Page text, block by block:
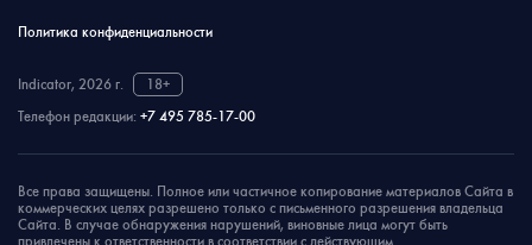
Политика конфиденциальности
Indicator, 2026 г.
18+
Телефон редакции: +7 495 785-17-00
Все права защищены. Полное или частичное копирование материалов Сайта в
коммерческих целях разрешено только с письменного разрешения владельца
Сайта. В случае обнаружения нарушений, виновные лица могут быть
привлечены к ответственности в соответствии с действующим